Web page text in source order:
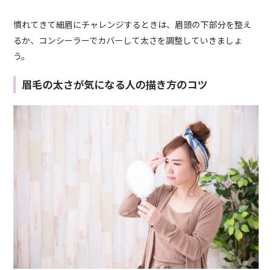
慣れてきて細眉にチャレンジするときは、眉頭の下部分を整え
るか、コンシーラーでカバーして太さを調整していきましょ
う。
眉毛の太さが気になる人の描き方のコツ